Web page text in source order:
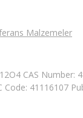
Malzemeler
CAS Number:
41116107